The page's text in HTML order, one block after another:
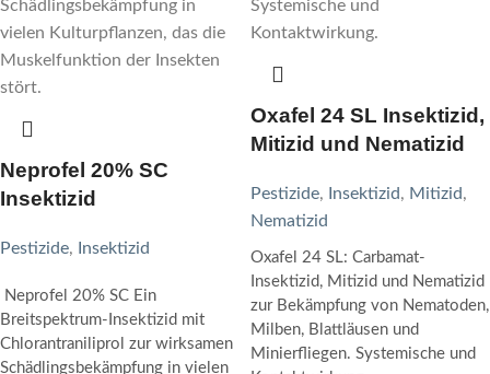
Neprofel 20% SC
Insektizid
Pestizide, Insektizid
Neprofel 20% SC Ein
Breitspektrum-Insektizid mit
Chlorantraniliprol zur wirksamen
Schädlingsbekämpfung in vielen
Oxafel 24 SL Insektizid,
Mitizid und Nematizid
Pestizide, Insektizid, Mitizid,
Nematizid
Oxafel 24 SL: Carbamat-
Insektizid, Mitizid und Nematizid
zur Bekämpfung von Nematoden,
Milben, Blattläusen und
Minierfliegen. Systemische und